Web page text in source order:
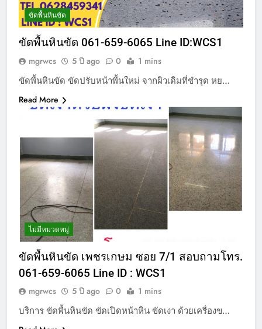
ขัดพื้นหินขัด
ขัดพื้นหินขัด 061-659-6065 Line ID:WCS1
mgrwcs 5 ปี ago 0 1 mins
ขัดพื้นหินขัด ขัดปรับหน้าพื้นใหม่ จากผิวเดิมที่ชำรุด หย…
Read More
ไม่มีหมวดหมู่
ขัดพื้นหินขัด เพชรเกษม ซอย 7/1 สอบถามโทร.
061-659-6065 Line ID : WCS1
mgrwcs 5 ปี ago 0 1 mins
บริการ ขัดพื้นหินขัด ขัดเปิดหน้าหิน ขัดเงา ด้วยเครื่องข…